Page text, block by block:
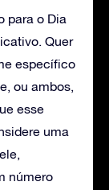
para o Dia
Quer
específico
ou ambos,
esse
uma
número